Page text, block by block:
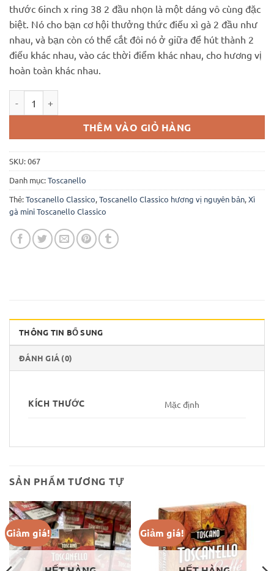
thước 6inch x ring 38 2 đầu nhọn là một dáng vô cùng đặc
biệt. Nó cho bạn cơ hội thưởng thức điếu xì gà 2 đầu như
nhau, và bạn còn có thể cắt đôi nó ở giữa để hút thành 2
điếu khác nhau, vào các thời điểm khác nhau, cho hương vị
hoàn toàn khác nhau.
THÊM VÀO GIỎ HÀNG
SKU:067
Danh mục:Toscanello
Thẻ:Toscanello Classico,Toscanello Classico hương vị nguyên bản,Xì
gà mini Toscanello Classico
THÔNG TIN BỔ SUNG
ĐÁNH GIÁ (0)
KÍCH THƯỚC Mặc định
SẢN PHẨM TƯƠNG TỰ
Giảm giá! Giảm giá!